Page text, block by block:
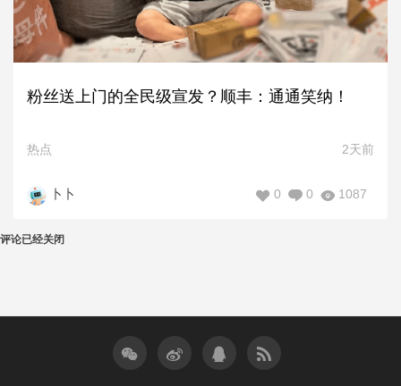
粉丝送上门的全民级宣发？顺丰：通通笑纳！
热点 2天前
卜卜 1087
0
0
评论已经关闭